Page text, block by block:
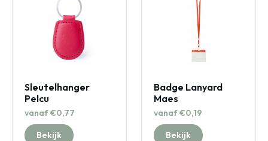
Sleutelhanger
Pelcu
vanaf €0,77
Bekijk
Badge Lanyard
Maes
vanaf €0,19
Bekijk